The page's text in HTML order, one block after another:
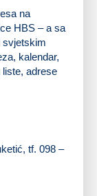
na
HBS – a sa
svjetskim
kalendar,
adrese
tf. 098 –